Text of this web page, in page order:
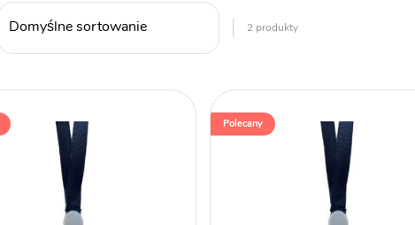
2 produkty
Polecany